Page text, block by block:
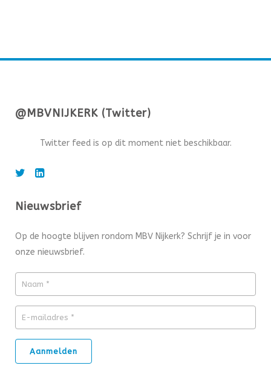
@MBVNIJKERK (Twitter)
Twitter feed is op dit moment niet beschikbaar.
Nieuwsbrief
Op de hoogte blijven rondom MBV Nijkerk? Schrijf je in voor
onze nieuwsbrief.